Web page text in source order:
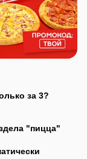
за 3?
"пицца"